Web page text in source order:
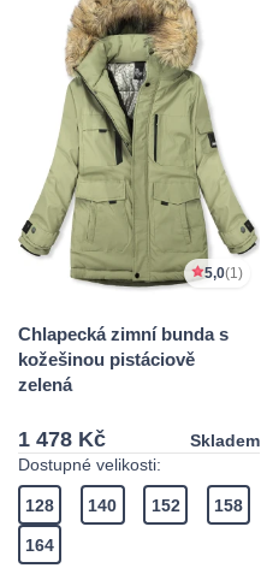
5,0(1)
Chlapecká zimní bunda s
kožešinou pistáciově
zelená
1 478 Kč
Skladem
Dostupné velikosti:
128 140 152 158
164